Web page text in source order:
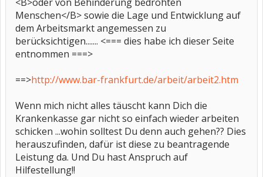
Menschen</B> sowie die Lage und Entwicklung auf
dem Arbeitsmarkt angemessen zu
berücksichtigen....... <=== dies habe ich dieser Seite
entnommen ===>
==>http://www.bar-frankfurt.de/arbeit/arbeit2.htm
Wenn mich nicht alles täuscht kann Dich die
Krankenkasse gar nicht so einfach wieder arbeiten
schicken ...wohin solltest Du denn auch gehen?? Dies
herauszufinden, dafür ist diese zu beantragende
Leistung da. Und Du hast Anspruch auf
Hilfestellung!!